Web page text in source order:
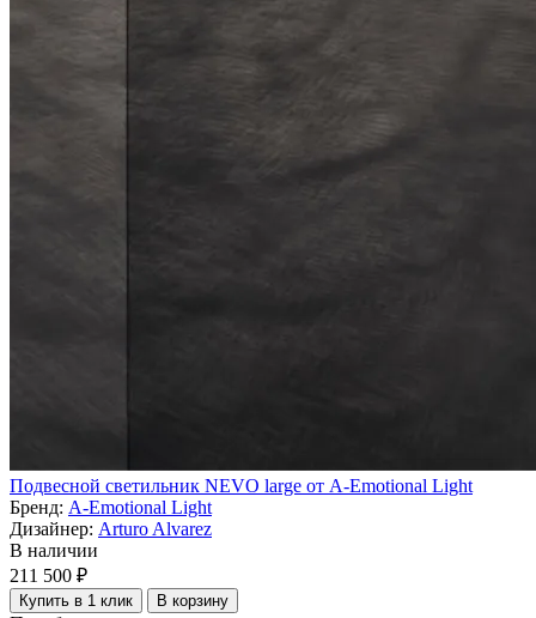
Подвесной светильник NEVO large от A-Emotional Light
Бренд: A-Emotional Light
Дизайнер: Arturo Alvarez
В наличии
211 500 ₽
Купить в 1 клик В корзину